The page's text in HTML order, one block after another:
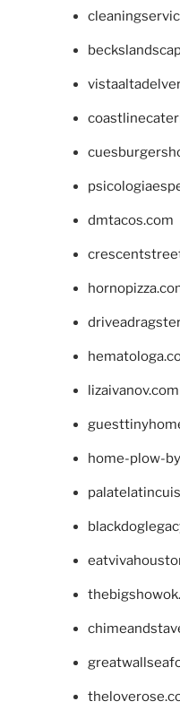
dmtacos.com
lizaivanov.com
home-plow-